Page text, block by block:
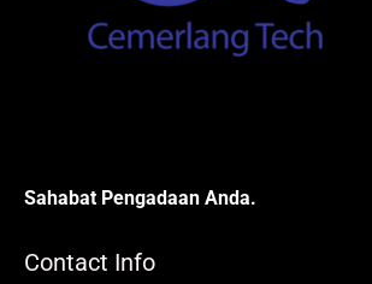
Sahabat Pengadaan Anda.
Contact Info